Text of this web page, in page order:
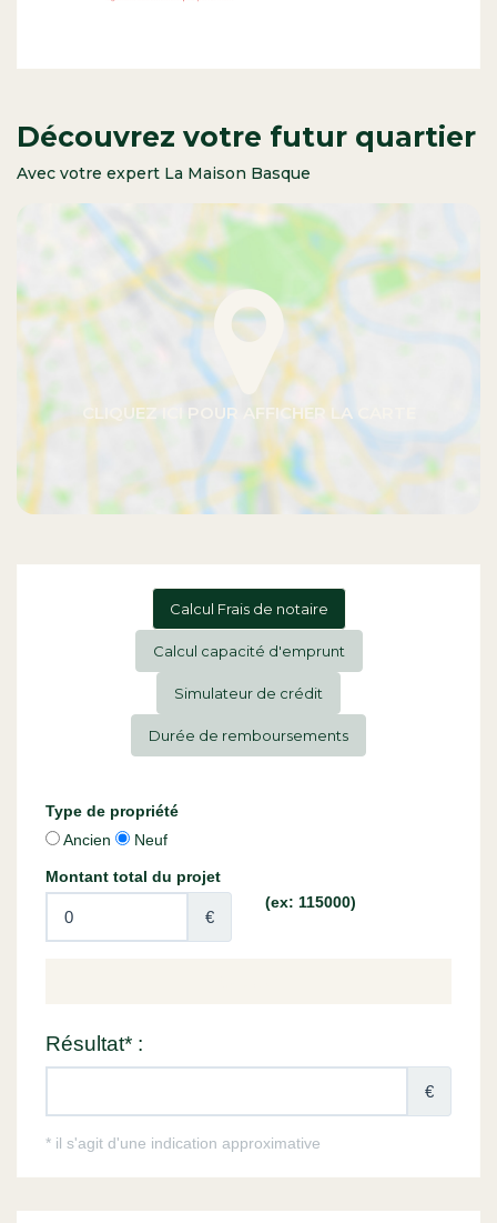
Découvrez votre futur quartier
Avec votre expert La Maison Basque
Calcul Frais de notaire
Calcul capacité d'emprunt
Simulateur de crédit
Durée de remboursements